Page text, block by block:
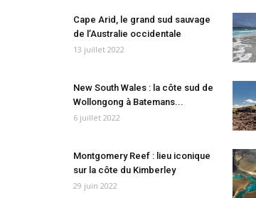
Cape Arid, le grand sud sauvage
de l’Australie occidentale
13 juillet 2022
New South Wales : la côte sud de
Wollongong à Batemans...
6 juillet 2022
Montgomery Reef : lieu iconique
sur la côte du Kimberley
29 juin 2022